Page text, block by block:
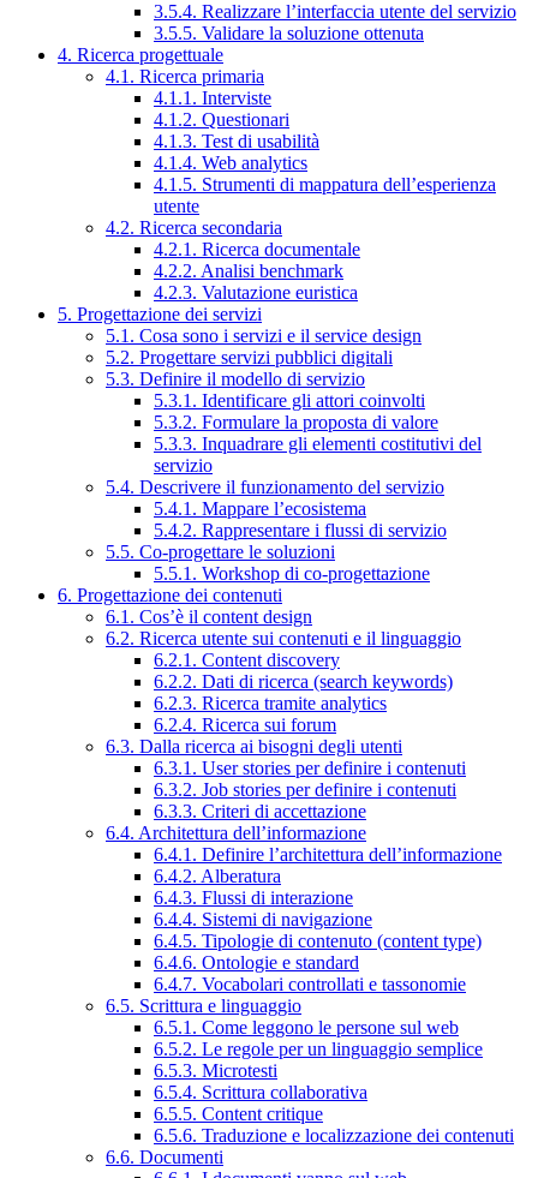
3.5.4. Realizzare l’interfaccia utente del servizio
3.5.5. Validare la soluzione ottenuta
4. Ricerca progettuale
4.1. Ricerca primaria
4.1.1. Interviste
4.1.2. Questionari
4.1.3. Test di usabilità
4.1.4. Web analytics
4.1.5. Strumenti di mappatura dell’esperienza
utente
4.2. Ricerca secondaria
4.2.1. Ricerca documentale
4.2.2. Analisi benchmark
4.2.3. Valutazione euristica
5. Progettazione dei servizi
5.1. Cosa sono i servizi e il service design
5.2. Progettare servizi pubblici digitali
5.3. Definire il modello di servizio
5.3.1. Identificare gli attori coinvolti
5.3.2. Formulare la proposta di valore
5.3.3. Inquadrare gli elementi costitutivi del
servizio
5.4. Descrivere il funzionamento del servizio
5.4.1. Mappare l’ecosistema
5.4.2. Rappresentare i flussi di servizio
5.5. Co-progettare le soluzioni
5.5.1. Workshop di co-progettazione
6. Progettazione dei contenuti
6.1. Cos’è il content design
6.2. Ricerca utente sui contenuti e il linguaggio
6.2.1. Content discovery
6.2.2. Dati di ricerca (search keywords)
6.2.3. Ricerca tramite analytics
6.2.4. Ricerca sui forum
6.3. Dalla ricerca ai bisogni degli utenti
6.3.1. User stories per definire i contenuti
6.3.2. Job stories per definire i contenuti
6.3.3. Criteri di accettazione
6.4. Architettura dell’informazione
6.4.1. Definire l’architettura dell’informazione
6.4.2. Alberatura
6.4.3. Flussi di interazione
6.4.4. Sistemi di navigazione
6.4.5. Tipologie di contenuto (content type)
6.4.6. Ontologie e standard
6.4.7. Vocabolari controllati e tassonomie
6.5. Scrittura e linguaggio
6.5.1. Come leggono le persone sul web
6.5.2. Le regole per un linguaggio semplice
6.5.3. Microtesti
6.5.4. Scrittura collaborativa
6.5.5. Content critique
6.5.6. Traduzione e localizzazione dei contenuti
6.6. Documenti